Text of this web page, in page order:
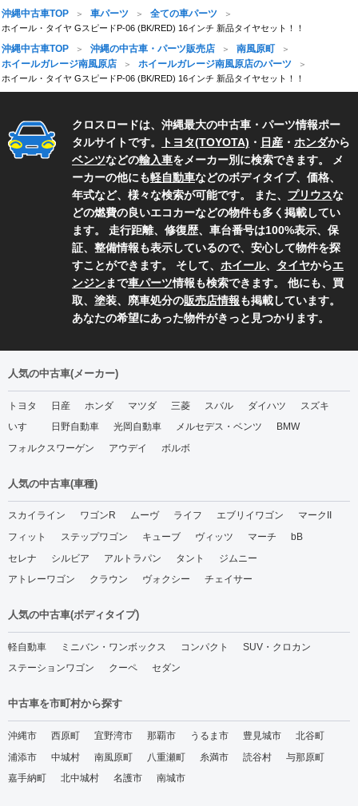
沖縄中古車TOP 車パーツ 全ての車パーツ
ホイール・タイヤ GスピードP-06 (BK/RED) 16インチ 新品タイヤセット！！
沖縄中古車TOP 沖縄の中古車・パーツ販売店
南風原町
ホイールガレージ南風原店
ホイールガレージ南風原店のパーツ
ホイール・タイヤ GスピードP-06 (BK/RED) 16インチ 新品タイヤセット！！
クロスロードは、沖縄最大の中古車・パーツ情報ポー
タルサイトです。
トヨタ(TOYOTA) ・ 日産 ・ ホンダから
ベンツなどの輸入車をメーカー別に検索できます。 メ
ーカーの他にも軽自動車などのボディタイプ、価格、
年式など、様々な検索が可能です。 また、 プリウスな
どの燃費の良いエコカーなどの物件も多く掲載してい
ます。 走行距離、修復歴、車台番号は100%表示、保
証、整備情報も表示しているので、安心して物件を探
すことができます。 そして、 ホイール、 タイヤからエ
ンジンまで車パーツ情報も検索できます。 他にも、買
取、塗装、廃車処分の販売店情報も掲載しています。
あなたの希望にあった物件がきっと見つかります。
人気の中古車(メーカー)
トヨタ 日産 ホンダ マツダ 三菱 スバル ダイハツ
スズキ
いすゞ
日野自動車 光岡自動車 メルセデス・ベンツ
BMW
フォルクスワーゲン
アウデイ ボルボ
人気の中古車(車種)
スカイライン ワゴンR ムーヴ ライフ エブリイワゴン
マークII
フィット
ステップワゴン キューブ ヴィッツ マーチ
bB
セレナ
シルビア アルトラパン タント
ジムニー
アトレーワゴン
クラウン ヴォクシー チェイサー
人気の中古車(ボディタイプ)
軽自動車 ミニバン・ワンボックス コンパクト
SUV・クロカン
ステーションワゴン
クーペ セダン
中古車を市町村から探す
沖縄市 西原町 宜野湾市 那覇市 うるま市 豊見城市
北谷町
浦添市
中城村 南風原町 八重瀬町 糸満市 読谷村
与那原町
嘉手納町
北中城村 名護市 南城市